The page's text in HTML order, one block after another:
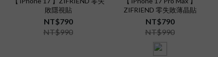
敗隱視貼
NT$790
NT$990
ZIFRIEND 零失敗薄晶貼
NT$790
NT$990